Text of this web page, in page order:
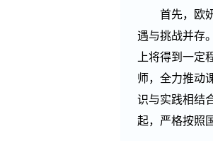
首先，欧
遇与挑战并存
上将得到一
师，全力推动
识与实践相结
起，严格按照